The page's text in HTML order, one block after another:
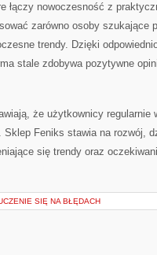
łączy nowoczesność z
zarówno osoby szukające
trendy. Dzięki
stale zdobywa pozytywne
że użytkownicy regularnie
Sklep Feniks stawia na rozwój,
się trendy oraz
SIĘ NA BŁĘDACH